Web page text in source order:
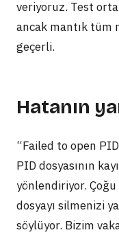
veriyoruz. Test
ancak mantık tüm
geçerli.
Hatanın
“Failed to open
PID dosyasının
yönlendiriyor.
dosyayı silmenizi
söylüyor. Bizim